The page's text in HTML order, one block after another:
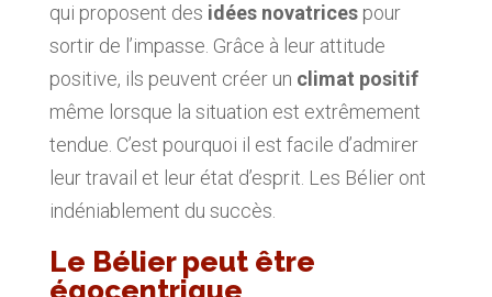
qui proposent des idées novatricespour
sortir de l’impasse. Grâce à leur attitude
positive, ils peuvent créer un climat positif
même lorsque la situation est extrêmement
tendue. C’est pourquoi il est facile d’admirer
leur travail et leur état d’esprit. Les Bélier ont
indéniablement du succès.
Le Bélier peut être